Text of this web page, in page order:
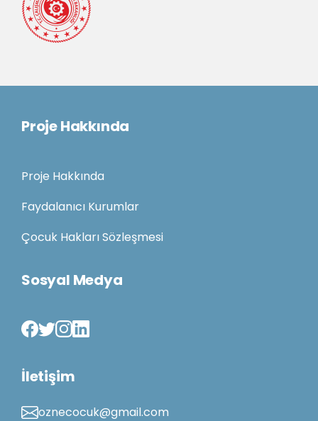
Proje Hakkında
Proje Hakkında
Faydalanıcı Kurumlar
Çocuk Hakları Sözleşmesi
Sosyal Medya
İletişim
oznecocuk@gmail.com